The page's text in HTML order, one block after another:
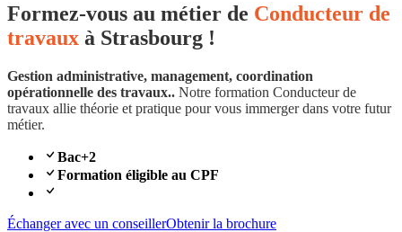
Formez-vous au métier de Conducteur de
travaux à Strasbourg !
Gestion administrative, management, coordination
opérationnelle des travaux.. Notre formation Conducteur de
travaux allie théorie et pratique pour vous immerger dans votre futur
métier.
Bac+2
Formation éligible au CPF
Échanger avec un conseillerObtenir la brochure